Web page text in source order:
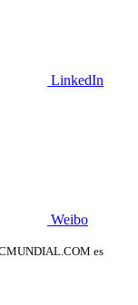
LinkedIn
Weibo
es